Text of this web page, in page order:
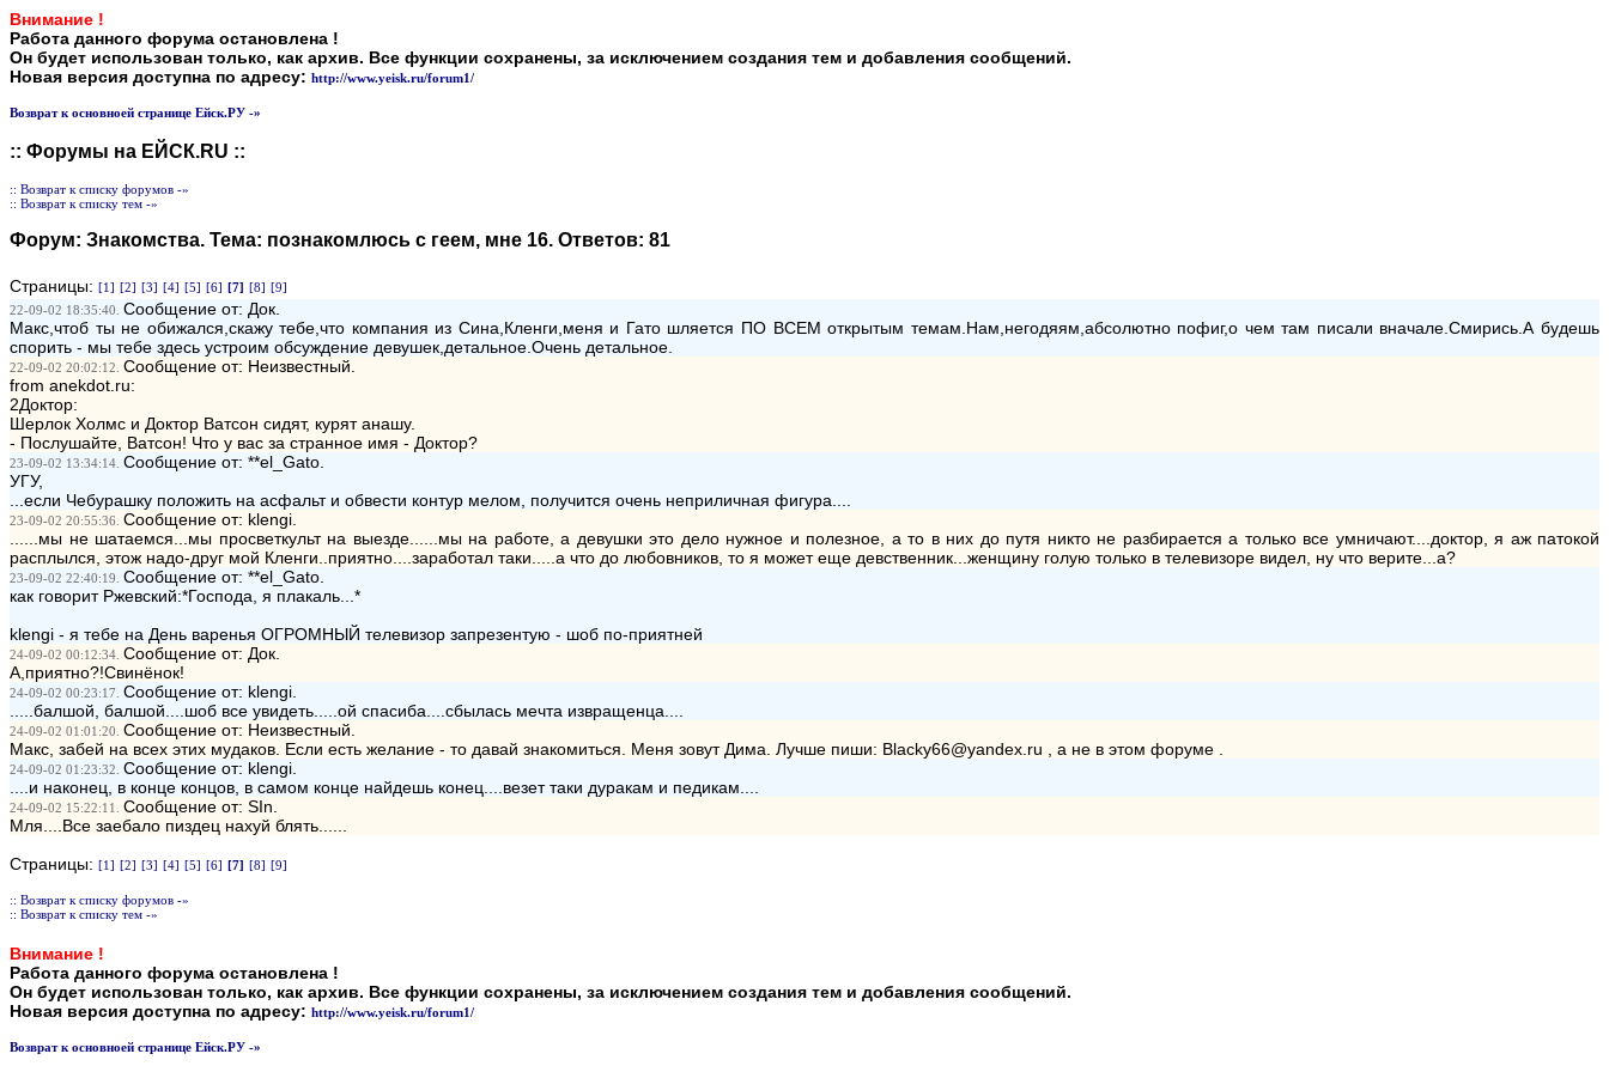
Внимание !
Работа данного форума остановлена !
Он будет использован только, как архив. Все функции сохранены, за исключением создания тем и добавления сообщений.
Новая версия доступна по адресу: http://www.yeisk.ru/forum1/
Возврат к основноей странице Ейск.РУ -»
:: Форумы на ЕЙСК.RU ::
:: Возврат к списку форумов -»
:: Возврат к списку тем -»
Форум: Знакомства. Тема: познакомлюсь с геем, мне 16. Ответов: 81
Страницы: [1] [2] [3] [4] [5] [6] [7] [8] [9]
22-09-02 18:35:40. Сообщение от: Док.
Макс,чтоб ты не обижался,скажу тебе,что компания из Сина,Кленги,меня и Гато шляется ПО ВСЕМ открытым темам.Нам,негодяям,абсолютно пофиг,о чем там писали вначале.Смирись.А будешь
спорить - мы тебе здесь устроим обсуждение девушек,детальное.Очень детальное.
22-09-02 20:02:12. Сообщение от: Неизвестный.
from anekdot.ru:
2Доктор:
Шерлок Холмс и Доктор Ватсон сидят, курят анашу.
- Послушайте, Ватсон! Что у вас за странное имя - Доктор?
23-09-02 13:34:14. Сообщение от: **el_Gato.
УГУ,
...если Чебурашку положить на асфальт и обвести контур мелом, получится очень неприличная фигура....
23-09-02 20:55:36. Сообщение от: klengi.
......мы не шатаемся...мы просветкульт на выезде......мы на работе, а девушки это дело нужное и полезное, а то в них до путя никто не разбирается а только все умничают....доктор, я аж патокой
расплылся, этож надо-друг мой Кленги..приятно....заработал таки.....а что до любовников, то я может еще девственник...женщину голую только в телевизоре видел, ну что верите...а?
23-09-02 22:40:19. Сообщение от: **el_Gato.
как говорит Ржевский:*Господа, я плакаль...*
klengi - я тебе на День варенья ОГРОМНЫЙ телевизор запрезентую - шоб по-приятней
24-09-02 00:12:34. Сообщение от: Док.
А,приятно?!Свинёнок!
24-09-02 00:23:17. Сообщение от: klengi.
.....балшой, балшой....шоб все увидеть.....ой спасиба....сбылась мечта извращенца....
24-09-02 01:01:20. Сообщение от: Неизвестный.
Макс, забей на всех этих мудаков. Если есть желание - то давай знакомиться. Меня зовут Дима. Лучше пиши: Blacky66@yandex.ru , а не в этом форуме .
24-09-02 01:23:32. Сообщение от: klengi.
....и наконец, в конце концов, в самом конце найдешь конец....везет таки дуракам и педикам....
24-09-02 15:22:11. Сообщение от: SIn.
Мля....Все заебало пиздец нахуй блять......
Страницы: [1] [2] [3] [4] [5] [6] [7] [8] [9]
:: Возврат к списку форумов -»
:: Возврат к списку тем -»
Внимание !
Работа данного форума остановлена !
Он будет использован только, как архив. Все функции сохранены, за исключением создания тем и добавления сообщений.
Новая версия доступна по адресу: http://www.yeisk.ru/forum1/
Возврат к основноей странице Ейск.РУ -»